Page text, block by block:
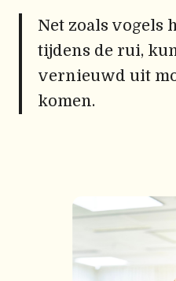
Net zoals vogels
tijdens de rui,
vernieuwd uit
komen.